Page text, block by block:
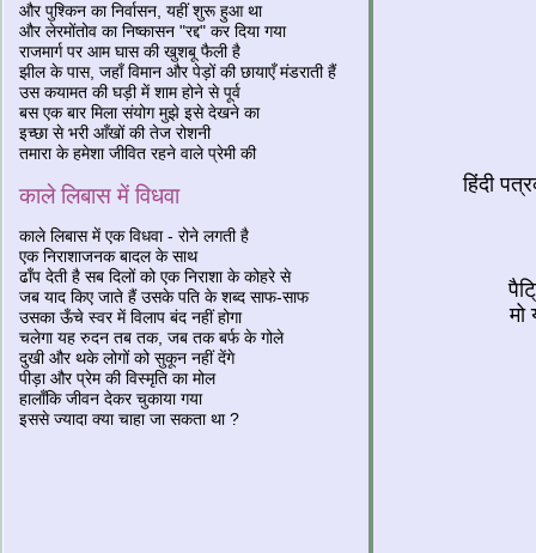
और पुश्किन का निर्वासन, यहीं शुरू हुआ था
और लेरमोंतोव का निष्कासन "रद्द" कर दिया गया
राजमार्ग पर आम घास की खुशबू फैली है
झील के पास, जहाँ विमान और पेड़ों की छायाएँ मंडराती हैं
उस कयामत की घड़ी में शाम होने से पूर्व
बस एक बार मिला संयोग मुझे इसे देखने का
इच्छा से भरी आँखों की तेज रोशनी
तमारा के हमेशा जीवित रहने वाले प्रेमी की
काले लिबास में विधवा
काले लिबास में एक विधवा - रोने लगती है
एक निराशाजनक बादल के साथ
ढाँप देती है सब दिलों को एक निराशा के कोहरे से
जब याद किए जाते हैं उसके पति के शब्द साफ-साफ
उसका ऊँचे स्वर में विलाप बंद नहीं होगा
चलेगा यह रुदन तब तक, जब तक बर्फ के गोले
दुखी और थके लोगों को सुकून नहीं देंगे
पीड़ा और प्रेम की विस्मृति का मोल
हालाँकि जीवन देकर चुकाया गया
इससे ज्यादा क्या चाहा जा सकता था ?
हिंदी
मो